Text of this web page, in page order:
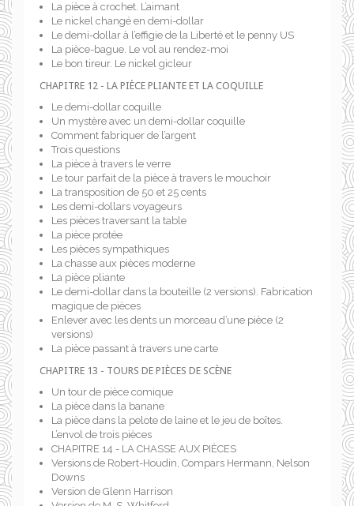
La pièce à crochet. L’aimant
Le nickel changé en demi-dollar
Le demi-dollar à l’effigie de la Liberté et le penny US
La pièce-bague. Le vol au rendez-moi
Le bon tireur. Le nickel gicleur
CHAPITRE 12 - LA PIÈCE PLIANTE ET LA COQUILLE
Le demi-dollar coquille
Un mystère avec un demi-dollar coquille
Comment fabriquer de l’argent
Trois questions
La pièce à travers le verre
Le tour parfait de la pièce à travers le mouchoir
La transposition de 50 et 25 cents
Les demi-dollars voyageurs
Les pièces traversant la table
La pièce protée
Les pièces sympathiques
La chasse aux pièces moderne
La pièce pliante
Le demi-dollar dans la bouteille (2 versions). Fabrication
magique de pièces
Enlever avec les dents un morceau d’une pièce (2
versions)
La pièce passant à travers une carte
CHAPITRE 13 - TOURS DE PIÈCES DE SCÈNE
Un tour de pièce comique
La pièce dans la banane
La pièce dans la pelote de laine et le jeu de boîtes.
L’envol de trois pièces
CHAPITRE 14 - LA CHASSE AUX PIÈCES
Versions de Robert-Houdin, Compars Hermann, Nelson
Downs
Version de Glenn Harrison